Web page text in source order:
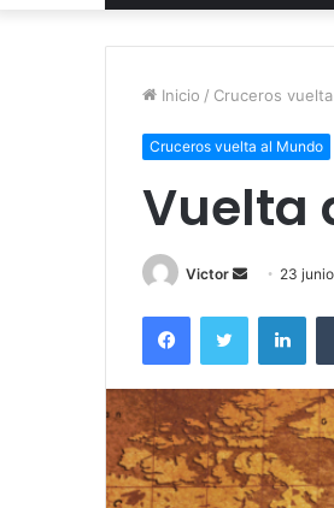
Inicio / Cruceros
Cruceros vuelta al Mundo
Vuelta
Victor
Send
email
23
FacebookTwitter